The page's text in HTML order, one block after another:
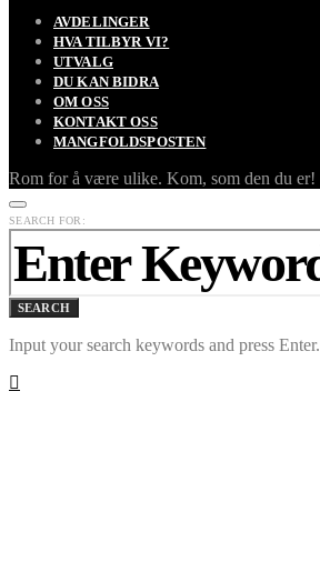
AVDELINGER
HVA TILBYR VI?
UTVALG
DU KAN BIDRA
OM OSS
KONTAKT OSS
MANGFOLDSPOSTEN
Rom for å være ulike. Kom, som den du er!
SEARCH FOR:
SEARCH
Input your search keywords and press Enter.